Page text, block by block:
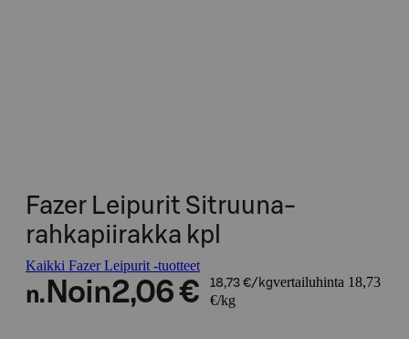
Fazer Leipurit Sitruuna-
rahkapiirakka kpl
Kaikki Fazer Leipurit -tuotteet
n. Noin2,06 € 18,73 €/kgvertailuhinta 18,73
€/kg